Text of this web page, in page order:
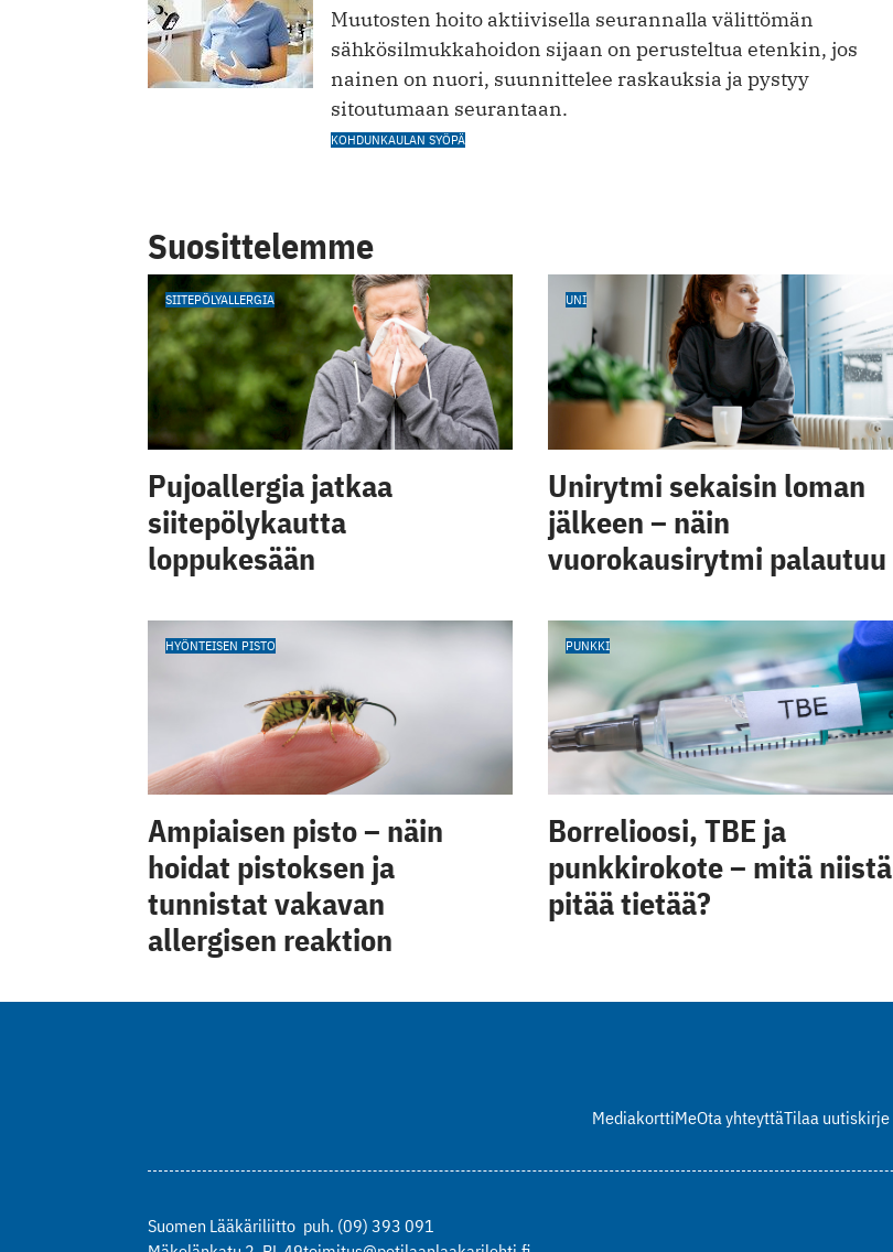
Muutosten hoito aktiivisella seurannalla välittömän
sähkösilmukkahoidon sijaan on perusteltua etenkin, jos
nainen on nuori, suunnittelee raskauksia ja pystyy
sitoutumaan seurantaan.
KOHDUNKAULAN SYÖPÄ
Suosittelemme
SIITEPÖLYALLERGIA
Pujoallergia jatkaa
siitepölykautta
loppukesään
UNI
Unirytmi sekaisin loman
jälkeen – näin
vuorokausirytmi palautuu
HYÖNTEISEN PISTO
Ampiaisen pisto – näin
hoidat pistoksen ja
tunnistat vakavan
allergisen reaktion
PUNKKI
Borrelioosi, TBE ja
punkkirokote – mitä niistä
pitää tietää?
MediakorttiMeOta yhteyttäTilaa uutiskirje
Suomen Lääkäriliitto puh. (09) 393 091